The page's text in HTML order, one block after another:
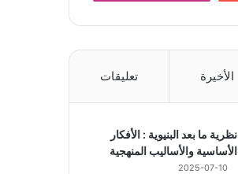
الأخيرة تعليقات
نظرية ما بعد البنيوية : الأفكار
الأساسية والأساليب المنهجية
2025-07-10